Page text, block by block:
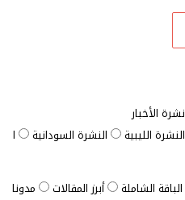
نشرة الأخبار
النشرة الليبية
النشرة السودانية
الباقة الشاملة أبرز المقالات مدونات